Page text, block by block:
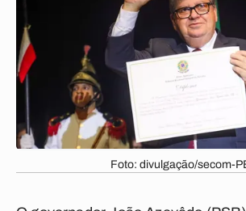
Foto: divulgação/secom-